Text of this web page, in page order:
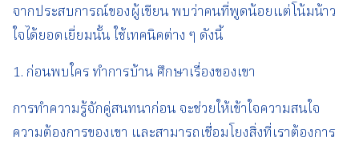
จากประสบการณ์ของผู้เขียน พบว่าคนที่พูดน้อยแต่โน้มน้าว
ใจได้ยอดเยี่ยมนั้น ใช้เทคนิคต่าง ๆ ดังนี้
1. ก่อนพบใคร ทำการบ้าน ศึกษาเรื่องของเขา
การทำความรู้จักคู่สนทนาก่อน จะช่วยให้เข้าใจความสนใจ
ความต้องการของเขา และสามารถเชื่อมโยงสิ่งที่เราต้องการ